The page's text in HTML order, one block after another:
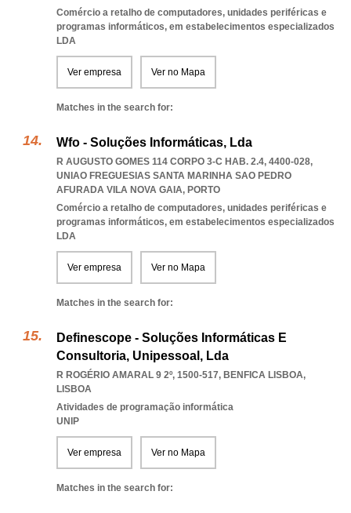
Comércio a retalho de computadores, unidades periféricas e
programas informáticos, em estabelecimentos especializados
LDA
Ver empresa Ver no Mapa
Matches in the search for:
Wfo - Soluções Informáticas, Lda
R AUGUSTO GOMES 114 CORPO 3-C HAB. 2.4, 4400-028,
UNIAO FREGUESIAS SANTA MARINHA SAO PEDRO
AFURADA VILA NOVA GAIA, PORTO
Comércio a retalho de computadores, unidades periféricas e
programas informáticos, em estabelecimentos especializados
LDA
Ver empresa Ver no Mapa
Matches in the search for:
Definescope - Soluções Informáticas E
Consultoria, Unipessoal, Lda
R ROGÉRIO AMARAL 9 2º, 1500-517, BENFICA LISBOA,
LISBOA
Atividades de programação informática
UNIP
Ver empresa Ver no Mapa
Matches in the search for: